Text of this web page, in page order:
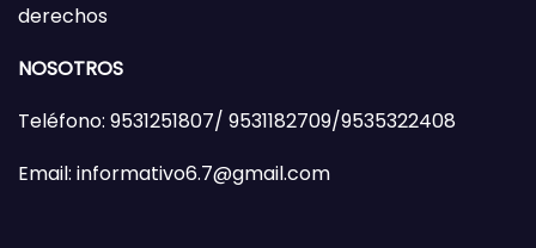
derechos
NOSOTROS
Teléfono: 9531251807/ 9531182709/9535322408
Email: informativo6.7@gmail.com